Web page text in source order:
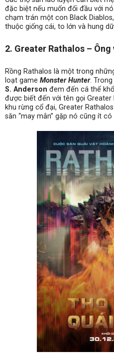
đặc biệt nếu muốn đối đầu với
chạm trán một con Black
thuộc giống cái, to lớn và hung
2. Greater Rathalos – Ông
Rồng Rathalos là một trong
loạt game Monster Hunter.
S. Anderson đem đến cá thể
được biết đến với tên gọi
khu rừng cổ đại, Greater
săn “may mắn” gặp nó cũng ít